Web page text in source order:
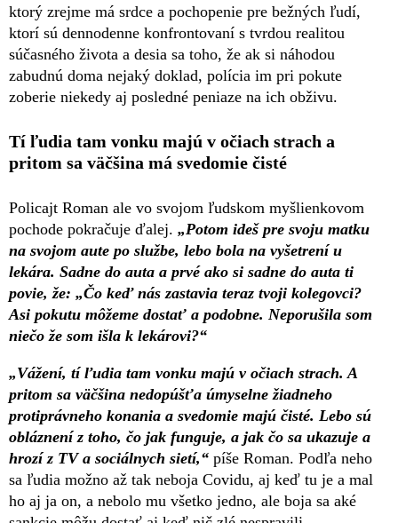
ktorý zrejme má srdce a pochopenie pre bežných ľudí,
ktorí sú dennodenne konfrontovaní s tvrdou realitou
súčasného života a desia sa toho, že ak si náhodou
zabudnú doma nejaký doklad, polícia im pri pokute
zoberie niekedy aj posledné peniaze na ich obživu.
Tí ľudia tam vonku majú v očiach strach a
pritom sa väčšina má svedomie čisté
Policajt Roman ale vo svojom ľudskom myšlienkovom
pochode pokračuje ďalej. „Potom ideš pre svoju matku
na svojom aute po službe, lebo bola na vyšetrení u
lekára. Sadne do auta a prvé ako si sadne do auta ti
povie, že: „Čo keď nás zastavia teraz tvoji kolegovci?
Asi pokutu môžeme dostať a podobne. Neporušila som
niečo že som išla k lekárovi?“
„Vážení, tí ľudia tam vonku majú v očiach strach. A
pritom sa väčšina nedopúšťa úmyselne žiadneho
protiprávneho konania a svedomie majú čisté. Lebo sú
obláznení z toho, čo jak funguje, a jak čo sa ukazuje a
hrozí z TV a sociálnych sietí,“ píše Roman. Podľa neho
sa ľudia možno až tak neboja Covidu, aj keď tu je a mal
ho aj ja on, a nebolo mu všetko jedno, ale boja sa aké